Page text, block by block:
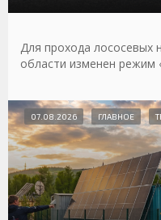
Для прохода лососевых
области изменен режим
07.08.2026 ГЛАВНОЕ